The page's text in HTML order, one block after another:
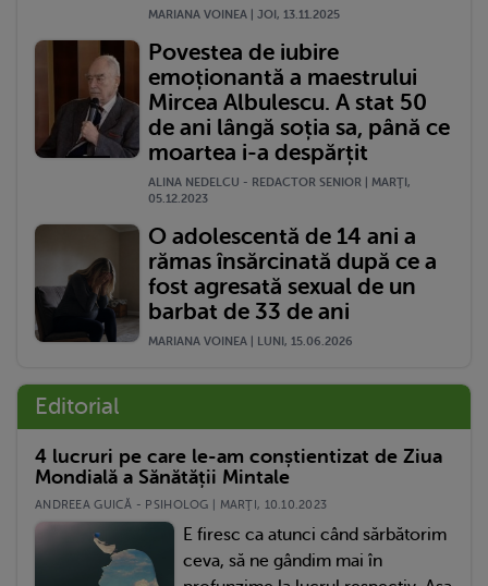
MARIANA VOINEA | JOI, 13.11.2025
Povestea de iubire
emoționantă a maestrului
Mircea Albulescu. A stat 50
de ani lângă soția sa, până ce
moartea i-a despărțit
ALINA NEDELCU - REDACTOR SENIOR | MARŢI,
05.12.2023
O adolescentă de 14 ani a
rămas însărcinată după ce a
fost agresată sexual de un
barbat de 33 de ani
MARIANA VOINEA | LUNI, 15.06.2026
Editorial
4 lucruri pe care le-am conștientizat de Ziua
Mondială a Sănătății Mintale
ANDREEA GUICĂ - PSIHOLOG | MARŢI, 10.10.2023
E firesc ca atunci când sărbătorim
ceva, să ne gândim mai în